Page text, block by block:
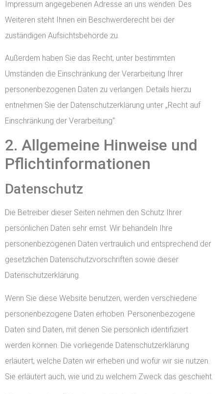
Impressum angegebenen Adresse an uns wenden. Des
Weiteren steht Ihnen ein Beschwerderecht bei der
zuständigen Aufsichtsbehörde zu.
Außerdem haben Sie das Recht, unter bestimmten
Umständen die Einschränkung der Verarbeitung Ihrer
personenbezogenen Daten zu verlangen. Details hierzu
entnehmen Sie der Datenschutzerklärung unter „Recht auf
Einschränkung der Verarbeitung“.
2. Allgemeine Hinweise und
Pflichtinformationen
Datenschutz
Die Betreiber dieser Seiten nehmen den Schutz Ihrer
persönlichen Daten sehr ernst. Wir behandeln Ihre
personenbezogenen Daten vertraulich und entsprechend der
gesetzlichen Datenschutzvorschriften sowie dieser
Datenschutzerklärung.
Wenn Sie diese Website benutzen, werden verschiedene
personenbezogene Daten erhoben. Personenbezogene
Daten sind Daten, mit denen Sie persönlich identifiziert
werden können. Die vorliegende Datenschutzerklärung
erläutert, welche Daten wir erheben und wofür wir sie nutzen.
Sie erläutert auch, wie und zu welchem Zweck das geschieht.